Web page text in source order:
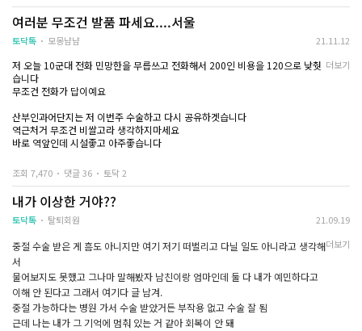
여러분 무조건 발품 파세요....서울
토닥톡 모몽냠냠 21.11.12
저 오늘 10군대 전화 민망한을 무릅쓰고 전화해서 200인 비용을 120으로 낮췃
습니다
무조건 전화가 답이예요
산부인과어단지는 저 이번주 수술하고 다시 공유하겟습니다
역근처거 무조건 비쌀고라 생각하지마세요
바로 역앞인데 시설좋고 아주좋습니다
더보기
조회 7,470 댓글 36 토닥 2
내가 이상한 거야??
토닥톡 탈퇴회원 21.09.19
중절 수술 받은 게 흠도 아니지만 여기 저기 떠벌리고 다닐 일도 아니라고 생각해
서
물어보지도 못했고 그나마 말해봤자 남친이랑 엄마인데 둘 다 내가 예민하다고
이해 안 된다고 그래서 여기다 글 남겨.
중절 가능하다는 병원 가서 수술 받았거든 부작용 없고 수술 잘 됨
근데 나는 내가 그 기억에 멈춰 있는 거 같아 회복이 안 돼
더보기